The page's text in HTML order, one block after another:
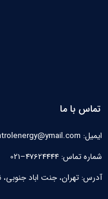
تماس با ما
ایمیل: controlenergy@ymail.com
شماره تماس: 47624444–021
آدرس: تهران، جنت اباد جنوبی،